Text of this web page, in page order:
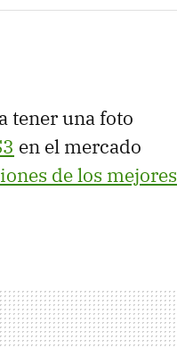
tener una foto
en el mercado
de los mejores